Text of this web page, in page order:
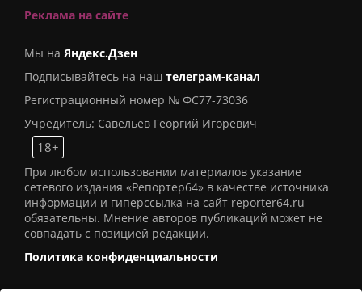
Реклама на сайте
Мы на Яндекс.Дзен
Подписывайтесь на наш телеграм-канал
Регистрационный номер № ФС77-73036
Учредитель: Савельев Георгий Игоревич
18+
При любом использовании материалов указание
сетевого издания «Репортер64» в качестве источника
информации и гиперссылка на сайт reporter64.ru
обязательны. Мнение авторов публикаций может не
совпадать с позицией редакции.
Политика конфиденциальности